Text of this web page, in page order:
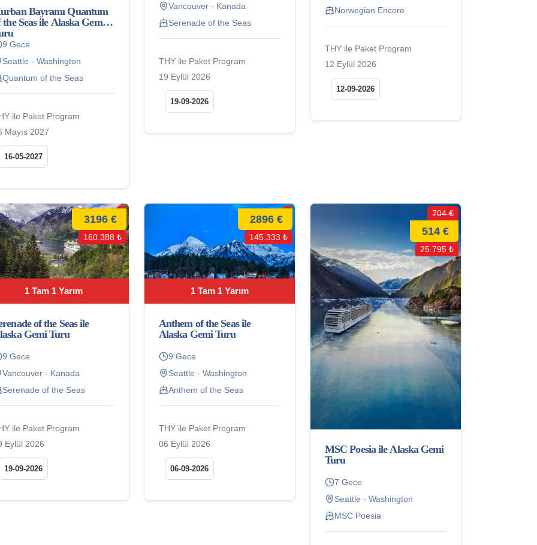
Bayramı Quantum
the Seas ile Alaska Gemi
9 Gece
Seattle - Washington
Quantum of the Seas
ile Paket Program
Mayıs 2027
16-05-2027
Vancouver - Kanada
Serenade of the Seas
THY ile Paket Program
19 Eylül 2026
19-09-2026
Norwegian Encore
THY ile Paket Program
12 Eylül 2026
12-09-2026
1 Tam 1 Yarım
3196 €
160.388 ₺
of the Seas ile
Gemi Turu
9 Gece
Vancouver - Kanada
Serenade of the Seas
ile Paket Program
Eylül 2026
19-09-2026
1 Tam 1 Yarım
2896 €
145.333 ₺
Anthem of the Seas ile
Alaska Gemi Turu
9 Gece
Seattle - Washington
Anthem of the Seas
THY ile Paket Program
06 Eylül 2026
06-09-2026
704 €
514 €
25.795 ₺
MSC Poesia ile Alaska Gemi
Turu
7 Gece
Seattle - Washington
MSC Poesia